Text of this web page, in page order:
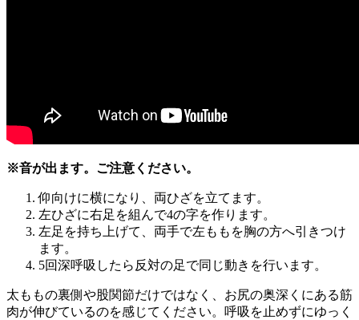
※音が出ます。ご注意ください。
仰向けに横になり、両ひざを立てます。
左ひざに右足を組んで4の字を作ります。
左足を持ち上げて、両手で左ももを胸の方へ引きつけ
ます。
5回深呼吸したら反対の足で同じ動きを行います。
太ももの裏側や股関節だけではなく、お尻の奥深くにある筋
肉が伸びているのを感じてください。 呼吸を止めずにゆっく